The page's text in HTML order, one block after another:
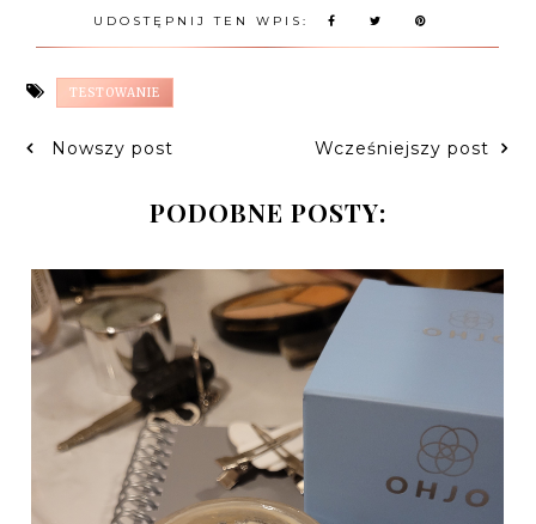
UDOSTĘPNIJ TEN WPIS:
TESTOWANIE
Nowszy post Wcześniejszy post
PODOBNE POSTY: